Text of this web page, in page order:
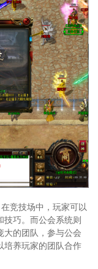
竞技场中，玩家可以
技巧。而公会系统则
大的团队，参与公会
培养玩家的团队合作